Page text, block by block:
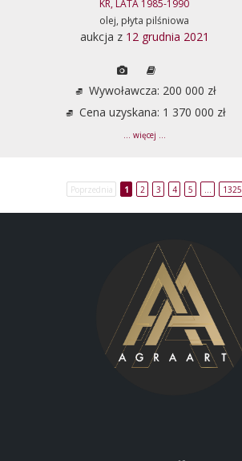
KR, LATA 1985-1990
olej, płyta pilśniowa
aukcja z 12 grudnia 2021
Wywoławcza: 200 000 zł
Cena uzyskana: 1 370 000 zł
... więcej ...
Poprzednia 1 2 3 4 5 1325